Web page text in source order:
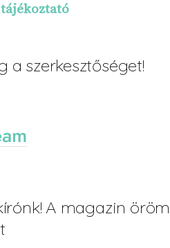
a szerkesztőséget!
A magazin